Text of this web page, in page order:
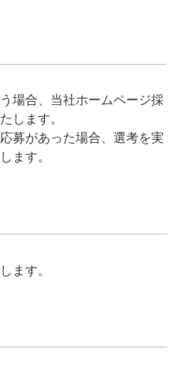
場合、当社ホームページ採
します。
募があった場合、選考を実
ます。
ます。